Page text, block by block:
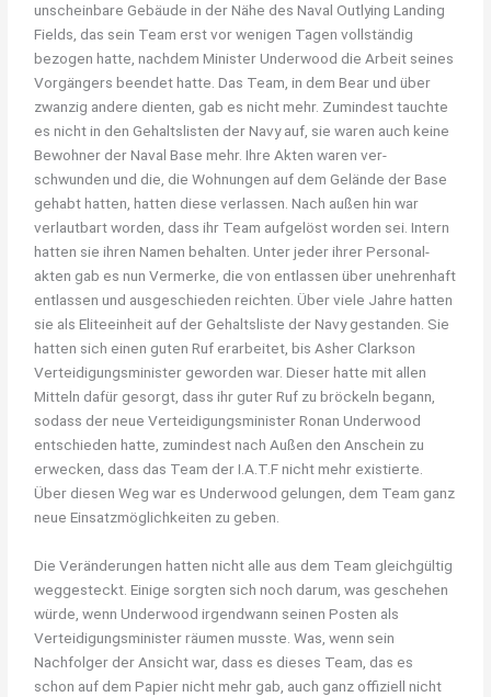
unscheinbare Gebäude in der Nähe des Naval Outlying Landing
Fields, das sein Team erst vor wenigen Tagen vollständig
bezogen hatte, nachdem Minister Underwood die Arbeit seines
Vorgängers beendet hatte. Das Team, in dem Bear und über
zwanzig andere dienten, gab es nicht mehr. Zumindest tauchte
es nicht in den Gehaltslisten der Navy auf, sie waren auch keine
Bewohner der Naval Base mehr. Ihre Akten waren ver-
schwunden und die, die Wohnungen auf dem Gelände der Base
gehabt hatten, hatten diese verlassen. Nach außen hin war
verlautbart worden, dass ihr Team aufgelöst worden sei. Intern
hatten sie ihren Namen behalten. Unter jeder ihrer Personal-
akten gab es nun Vermerke, die von entlassen über unehrenhaft
entlassen und ausgeschieden reichten. Über viele Jahre hatten
sie als Eliteeinheit auf der Gehaltsliste der Navy gestanden. Sie
hatten sich einen guten Ruf erarbeitet, bis Asher Clarkson
Verteidigungsminister geworden war. Dieser hatte mit allen
Mitteln dafür gesorgt, dass ihr guter Ruf zu bröckeln begann,
sodass der neue Verteidigungsminister Ronan Underwood
entschieden hatte, zumindest nach Außen den Anschein zu
erwecken, dass das Team der I.A.T.F nicht mehr existierte.
Über diesen Weg war es Underwood gelungen, dem Team ganz
neue Einsatzmöglichkeiten zu geben.
Die Veränderungen hatten nicht alle aus dem Team gleichgültig
weggesteckt. Einige sorgten sich noch darum, was geschehen
würde, wenn Underwood irgendwann seinen Posten als
Verteidigungsminister räumen musste. Was, wenn sein
Nachfolger der Ansicht war, dass es dieses Team, das es
schon auf dem Papier nicht mehr gab, auch ganz offiziell nicht